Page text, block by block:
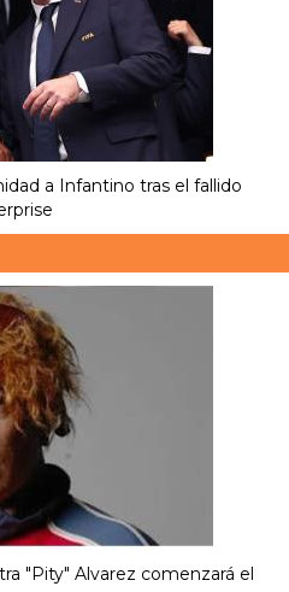
a Infantino tras el fallido
"Pity" Alvarez comenzará el